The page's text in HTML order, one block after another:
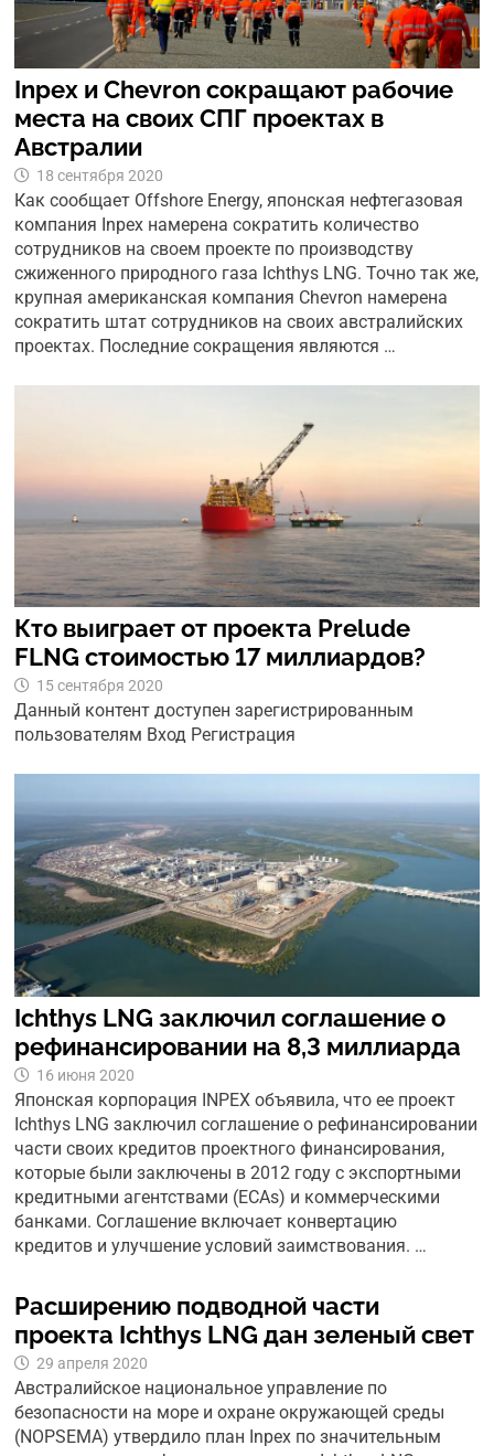
Inpex и Chevron сокращают рабочие
места на своих СПГ проектах в
Австралии
18 сентября 2020
Как сообщает Offshore Energy, японская нефтегазовая
компания Inpex намерена сократить количество
сотрудников на своем проекте по производству
сжиженного природного газа Ichthys LNG. Точно так же,
крупная американская компания Chevron намерена
сократить штат сотрудников на своих австралийских
проектах. Последние сокращения являются …
Кто выиграет от проекта Prelude
FLNG стоимостью 17 миллиардов?
15 сентября 2020
Данный контент доступен зарегистрированным
пользователям Вход Регистрация
Ichthys LNG заключил соглашение о
рефинансировании на 8,3 миллиарда
16 июня 2020
Японская корпорация INPEX объявила, что ее проект
Ichthys LNG заключил соглашение о рефинансировании
части своих кредитов проектного финансирования,
которые были заключены в 2012 году с экспортными
кредитными агентствами (ECAs) и коммерческими
банками. Соглашение включает конвертацию
кредитов и улучшение условий заимствования. …
Расширению подводной части
проекта Ichthys LNG дан зеленый свет
29 апреля 2020
Австралийское национальное управление по
безопасности на море и охране окружающей среды
(NOPSEMA) утвердило план Inpex по значительным